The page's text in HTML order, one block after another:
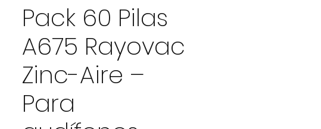
Pack 60 Pilas
A675 Rayovac
Zinc-Aire –
Para